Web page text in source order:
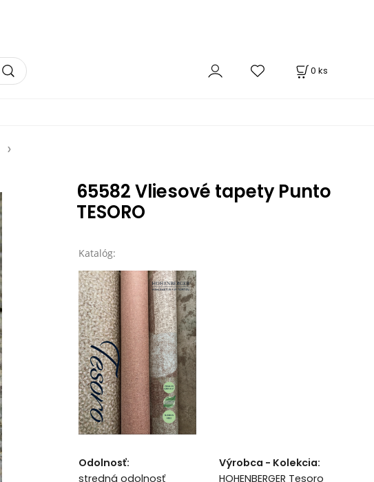
0 ks
65582 Vliesové tapety Punto
TESORO
Katalóg:
Odolnosť:
stredná odolnosť
Výrobca - Kolekcia:
HOHENBERGER Tesoro